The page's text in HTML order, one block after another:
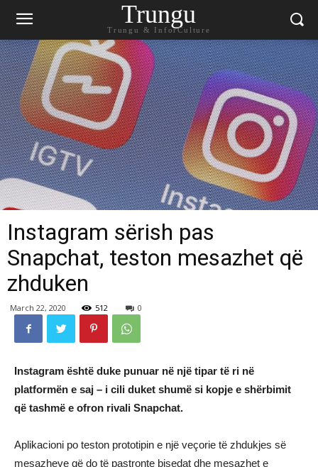
Trungu
Trungu & InforCulture
Instagram sërish pas
Snapchat, teston mesazhet që
zhduken
March 22, 2020 512 0
Instagram është duke punuar në një tipar të ri në
platformën e saj – i cili duket shumë si kopje e shërbimit
që tashmë e ofron rivali Snapchat.
Aplikacioni po teston prototipin e një veçorie të zhdukjes së
mesazheve që do të pastronte bisedat dhe mesazhet e